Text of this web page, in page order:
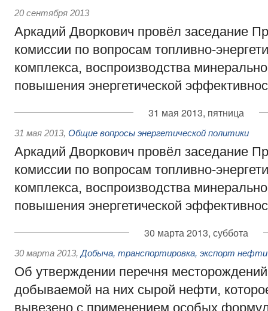
20 сентября 2013
Аркадий Дворкович провёл заседание
комиссии по вопросам топливно-
комплекса, воспроизводства
повышения энергетической
31 мая 2013, пятница
31 мая 2013, Общие вопросы энергетической политики
Аркадий Дворкович провёл заседание
комиссии по вопросам топливно-
комплекса, воспроизводства
повышения энергетической
30 марта 2013, суббота
30 марта 2013, Добыча, транспортировка, экспорт
Об утверждении перечня
добываемой на них сырой нефти,
вывезено с применением особых формул